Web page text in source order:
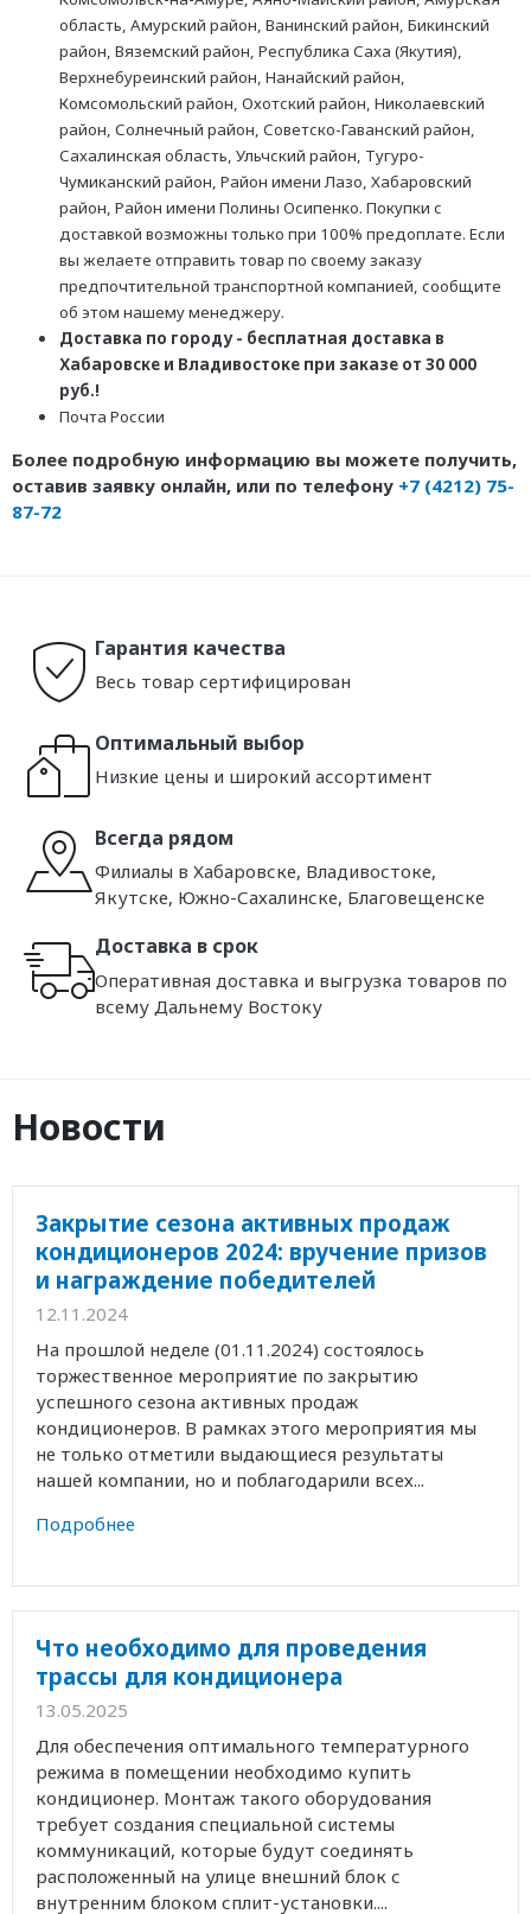
область, Амурский район, Ванинский район, Бикинский
район, Вяземский район, Республика Саха (Якутия),
Верхнебуреинский район, Нанайский район,
Комсомольский район, Охотский район, Николаевский
район, Солнечный район, Советско-Гаванский район,
Сахалинская область, Ульчский район, Тугуро-
Чумиканский район, Район имени Лазо, Хабаровский
район, Район имени Полины Осипенко. Покупки с
доставкой возможны только при 100% предоплате. Если
вы желаете отправить товар по своему заказу
предпочтительной транспортной компанией, сообщите
об этом нашему менеджеру.
Доставка по городу - бесплатная доставка в
Хабаровске и Владивостоке при заказе от 30 000
руб.!
Почта России
Более подробную информацию вы можете получить,
оставив заявку онлайн, или по телефону +7 (4212) 75-
87-72
Гарантия качества
Весь товар сертифицирован
Оптимальный выбор
Низкие цены и широкий ассортимент
Всегда рядом
Филиалы в Хабаровске, Владивостоке,
Якутске, Южно-Сахалинске, Благовещенске
Доставка в срок
Оперативная доставка и выгрузка товаров по
всему Дальнему Востоку
Новости
Закрытие сезона активных продаж
кондиционеров 2024: вручение призов
и награждение победителей
12.11.2024
На прошлой неделе (01.11.2024) состоялось
торжественное мероприятие по закрытию
успешного сезона активных продаж
кондиционеров. В рамках этого мероприятия мы
не только отметили выдающиеся результаты
нашей компании, но и поблагодарили всех...
Подробнее
Что необходимо для проведения
трассы для кондиционера
13.05.2025
Для обеспечения оптимального температурного
режима в помещении необходимо купить
кондиционер. Монтаж такого оборудования
требует создания специальной системы
коммуникаций, которые будут соединять
расположенный на улице внешний блок с
внутренним блоком сплит-установки....